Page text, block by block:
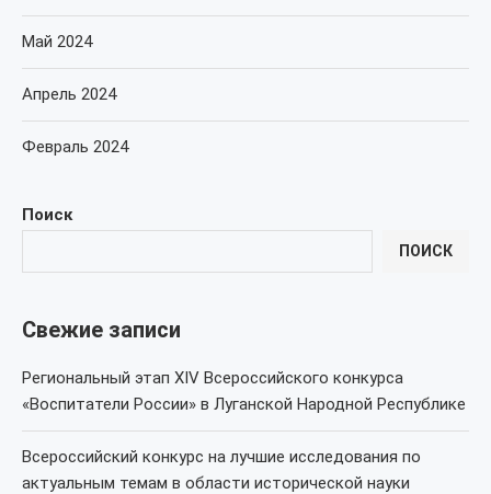
Поиск
ПОИСК
Свежие записи
Региональный этап XIV Всероссийского конкурса
«Воспитатели России» в Луганской Народной Республике
Всероссийский конкурс на лучшие исследования по
актуальным темам в области исторической науки
Май 2024
Апрель 2024
Февраль 2024